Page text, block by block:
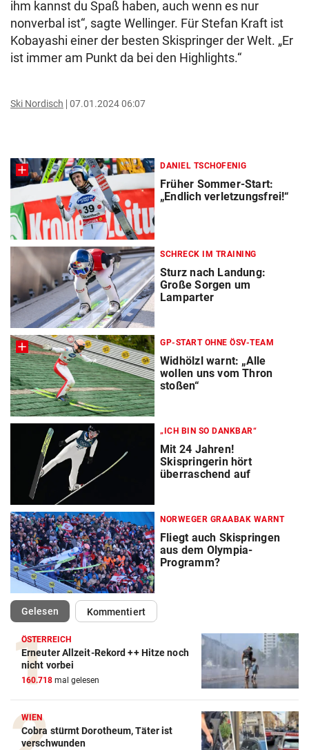
ihm kannst du Spaß haben, auch wenn es nur
nonverbal ist“, sagte Wellinger. Für Stefan Kraft ist
Kobayashi einer der besten Skispringer der Welt. „Er
ist immer am Punkt da bei den Highlights.“
Ski Nordisch 07.01.2024 06:07
DANIEL TSCHOFENIG
Früher Sommer-Start:
„Endlich verletzungsfrei!“
SCHRECK IM TRAINING
Sturz nach Landung:
Große Sorgen um
Lamparter
GP-START OHNE ÖSV-TEAM
Widhölzl warnt: „Alle
wollen uns vom Thron
stoßen“
„ICH BIN SO DANKBAR“
Mit 24 Jahren!
Skispringerin hört
überraschend auf
NORWEGER GRAABAK WARNT
Fliegt auch Skispringen
aus dem Olympia-
Programm?
Gelesen(ausgewählt)Kommentiert
ÖSTERREICH
Erneuter Allzeit-Rekord ++ Hitze noch
nicht vorbei
160.718 mal gelesen
WIEN
Cobra stürmt Dorotheum, Täter ist
verschwunden
Action-Cam Vergleich
ZUM VERGLEICH
Crosstrainer Vergleich
ZUM VERGLEICH